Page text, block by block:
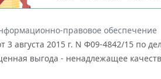
правовое обеспечение
3 августа 2015 г. N Ф09-4842/15
выгода - ненадлежащее